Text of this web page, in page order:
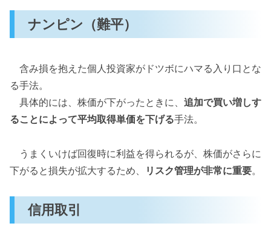
ナンピン（難平）
含み損を抱えた個人投資家がドツボにハマる入り口とな
る手法。
具体的には、株価が下がったときに、 追加で買い増しす
ることによって平均取得単価を下げる手法。
うまくいけば回復時に利益を得られるが、株価がさらに
下がると損失が拡大するため、
リスク管理が非常に重要。
信用取引